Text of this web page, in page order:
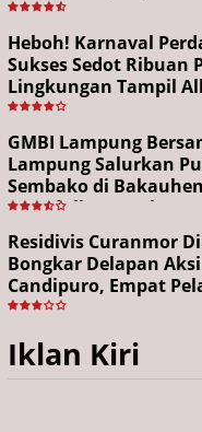
Heboh! Karnaval
Sukses Sedot Ribuan
Lingkungan Tampil
GMBI Lampung
Lampung Salurkan
Sembako di
Kepedulian Sambut
Residivis Curanmor
Bongkar Delapan
Candipuro, Empat
Iklan Kiri